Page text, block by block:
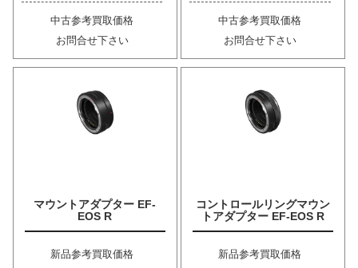
中古参考買取価格
お問合せ下さい
中古参考買取価格
お問合せ下さい
マウントアダプター EF-
EOS R
新品参考買取価格
コントロールリングマウン
トアダプター EF-EOS R
新品参考買取価格